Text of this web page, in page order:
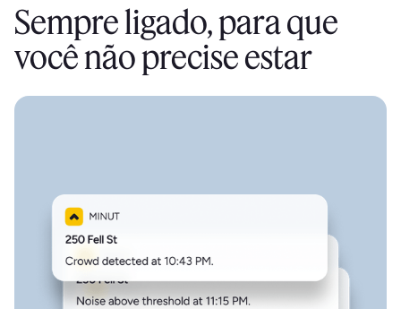
Sempre ligado, para que
você não precise estar